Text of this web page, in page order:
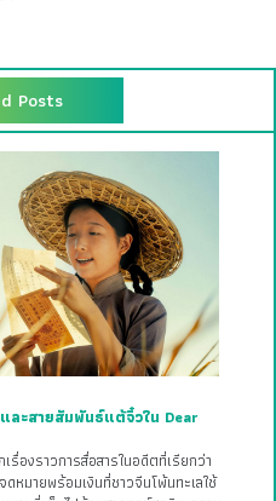
Posts
ละสายสัมพันธ์แต้จิ๋วใน Dear
องราวการสื่อสารในอดีตที่เรียกว่า
หมายพร้อมเงินที่ชาวจีนโพ้นทะเลใช้